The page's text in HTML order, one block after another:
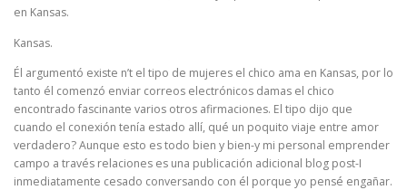
en Kansas.
Kansas.
Él argumentó existe n’t el tipo de mujeres el chico ama en Kansas, por lo
tanto él comenzó enviar correos electrónicos damas el chico
encontrado fascinante varios otros afirmaciones. El tipo dijo que
cuando el conexión tenía estado allí, qué un poquito viaje entre amor
verdadero? Aunque esto es todo bien y bien-y mi personal emprender
campo a través relaciones es una publicación adicional blog post-I
inmediatamente cesado conversando con él porque yo pensé engañar.